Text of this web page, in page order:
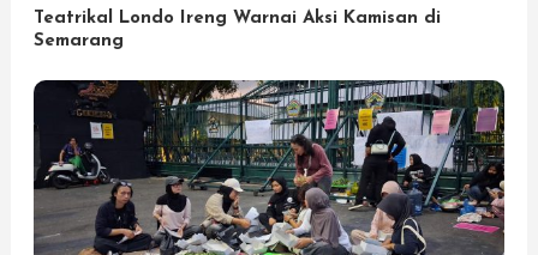
Teatrikal Londo Ireng Warnai Aksi Kamisan di
Semarang